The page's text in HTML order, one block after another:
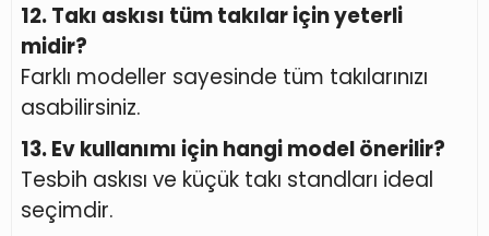
12. Takı askısı tüm takılar için yeterli
midir?
Farklı modeller sayesinde tüm takılarınızı
asabilirsiniz.
13. Ev kullanımı için hangi model önerilir?
Tesbih askısı ve küçük takı standları ideal
seçimdir.